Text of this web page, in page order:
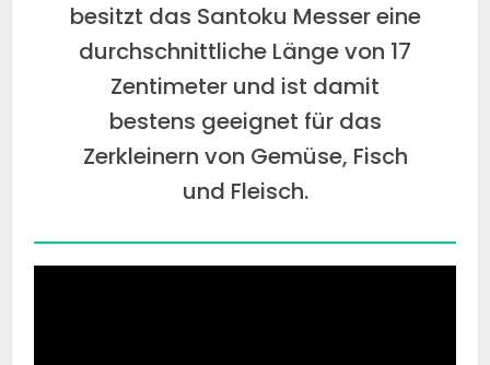
besitzt das Santoku Messer eine
durchschnittliche Länge von 17
Zentimeter und ist damit
bestens geeignet für das
Zerkleinern von Gemüse, Fisch
und Fleisch.